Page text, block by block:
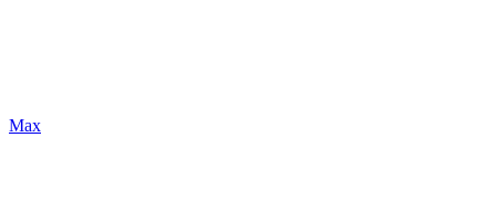
Max